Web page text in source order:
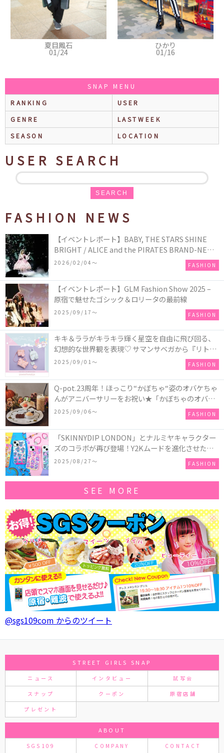
夏目鳳石
SNAP MENU
RANKING
USER
GENRE
LASTWEEK
SEASON
LOCATION
USER SEARCH
SEARCH
FASHION NEWS
【イベントレポート】BABY, THE STARS SHINE
BRIGHT / ALICE and the PIRATES BRAND-NEW
COLLECTION in TOKYO
2026/02/04〜 FASHION
【イベントレポート】GLM Fashion Show 2025 –
原宿で魅せたゴシック＆ロリータの最前線
2025/09/17〜 FASHION
キキ＆ララがキラキラ輝く星空を自由に飛び回る、
幻想的な世界観を表現♡ サマンサベガから『リトル
ツインスターズ』50周年アニバーサリーイヤー』を
2025/09/01〜 FASHION
Q-pot.23周年！ほっこり“かぼちゃ“姿のオバケちゃ
んがアニバーサリーをお祝い★「かぼちゃのオバケ
ーキアクセサリー」が新発売！Q-pot CAFE.では
「かぼちゃのオバケーキプレート」も登場
2025/09/06〜 FASHION
「SKINNYDIP LONDON」とナルミヤキャラクター
ズのコラボが再び登場！Y2Kムードを進化させた新
作コレクションを発売♪
2025/08/27〜 FASHION
SEE MORE
@sgs109com からのツイート
STREET GIRLS SNAP
ニュース インタビュー 試写会
スナップ クーポン 原宿店舗
プレゼント
ABOUT
SGS109 COMPANY CONTACT